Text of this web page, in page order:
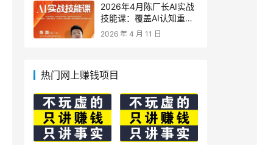
2026年4月陈厂长AI实战
技能课：覆盖AI认知重
构、智能体与大模型解
2026 年 4 月 11 日
热门网上赚钱项目